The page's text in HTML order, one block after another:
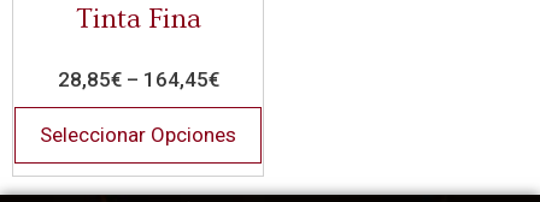
Tinta Fina
28,85€– 164,45€
Seleccionar Opciones